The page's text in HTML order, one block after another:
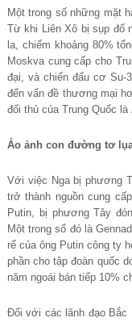
Một trong số những mặt
Từ khi Liên Xô bị sụp đổ
la, chiếm khoảng 80%
Moskva cung cấp cho
đại, và chiến đấu cơ Su-
đến vấn đề thương mại
đối thủ của Trung Quốc
Ảo ảnh con đường tơ
Với việc Nga bị phương
trở thành nguồn cung
Putin, bị phương Tây
Một trong số đó là
rể của ông Putin công ty
phần cho tập đoàn quốc
năm ngoái bán tiếp 10%
Đối với các lãnh đạo Bắc